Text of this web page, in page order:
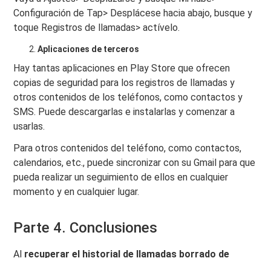
Configuración de Tap> Desplácese hacia abajo, busque y
toque Registros de llamadas> actívelo.
Aplicaciones de terceros
Hay tantas aplicaciones en Play Store que ofrecen
copias de seguridad para los registros de llamadas y
otros contenidos de los teléfonos, como contactos y
SMS. Puede descargarlas e instalarlas y comenzar a
usarlas.
Para otros contenidos del teléfono, como contactos,
calendarios, etc., puede sincronizar con su Gmail para que
pueda realizar un seguimiento de ellos en cualquier
momento y en cualquier lugar.
Parte 4. Conclusiones
Al recuperar el historial de llamadas borrado de